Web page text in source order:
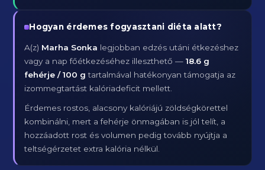
Hogyan érdemes fogyasztani diéta alatt?
A(z) Marha Sonka legjobban edzés utáni étkezéshez
vagy a nap főétkezéséhez illeszthető —18.6 g
fehérje / 100 g tartalmával hatékonyan támogatja az
izommegtartást kalóriadeficit mellett.
Érdemes rostos, alacsony kalóriájú zöldségkörettel
kombinálni, mert a fehérje önmagában is jól telít, a
hozzáadott rost és volumen pedig tovább nyújtja a
teltségérzetet extra kalória nélkül.